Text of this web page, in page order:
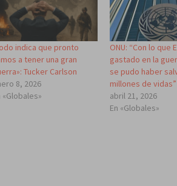
indica que pronto
a tener una gran
Tucker Carlson
8, 2026
«Globales»
ONU: “Con lo que
gastado en la
se pudo haber
millones de vidas”
abril 21, 2026
En «Globales»